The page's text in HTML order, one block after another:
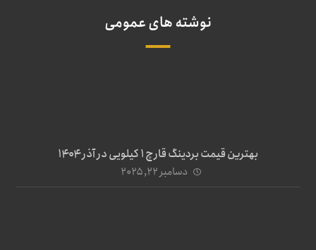
نوشته های عمومی
بهترین قیمت بردینگ قارچ 1 کیلویی در آذر ۱۴۰۴
دسامبر ۲۲, ۲۰۲۵